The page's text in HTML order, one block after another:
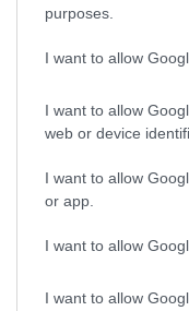
purposes.
I want to allow
I want to allow
web or device
I want to allow
or app.
I want to allow
I want to allow